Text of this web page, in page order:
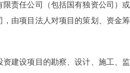
任公司（包括国有独资公司）或
由项目法人对项目的策划、资金
设项目的勘察、设计、施工、监